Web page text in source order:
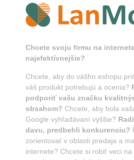
Chcete svoju firmu na
najefektívnejšie?
Chcete, aby do vášho eshopu
váš produkt potrebujú a ocenia?
podporiť vašu značku
obsahom? Chcete, aby bola
Google vyhľadávaní vyššie?
davu, predbehli konkurenciu?
zorientovať v oblasti predaja a
internete? Chcete si robiť veci na